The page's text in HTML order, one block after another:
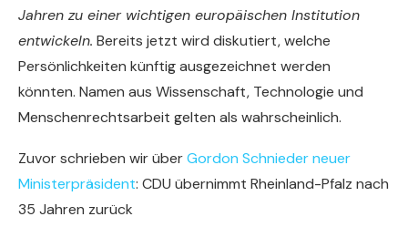
Jahren zu einer wichtigen europäischen Institution
entwickeln. Bereits jetzt wird diskutiert, welche
Persönlichkeiten künftig ausgezeichnet werden
könnten. Namen aus Wissenschaft, Technologie und
Menschenrechtsarbeit gelten als wahrscheinlich.
Zuvor schrieben wir überGordon Schnieder neuer
Ministerpräsident: CDU übernimmt Rheinland-Pfalz nach
35 Jahren zurück